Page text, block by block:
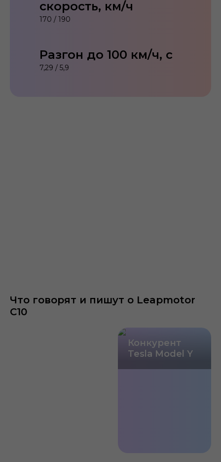
скорость, км/ч
170 / 190
Разгон до 100 км/ч, с
7,29 / 5,9
Что говорят и пишут о Leapmotor
C10
Конкурент
Tesla Model Y